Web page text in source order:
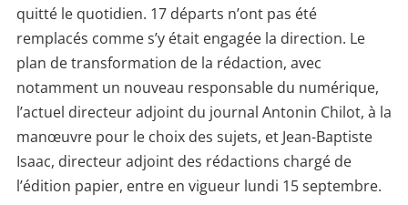
quitté le quotidien. 17 départs n’ont pas été
remplacés comme s’y était engagée la direction. Le
plan de transformation de la rédaction, avec
notamment un nouveau responsable du numérique,
l’actuel directeur adjoint du journal Antonin Chilot, à la
manœuvre pour le choix des sujets, et Jean-Baptiste
Isaac, directeur adjoint des rédactions chargé de
l’édition papier, entre en vigueur lundi 15 septembre.